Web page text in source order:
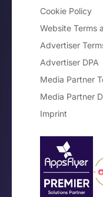
Cookie Policy
Website Terms
Advertiser
Advertiser DPA
Media Partner
Media Partner
Imprint